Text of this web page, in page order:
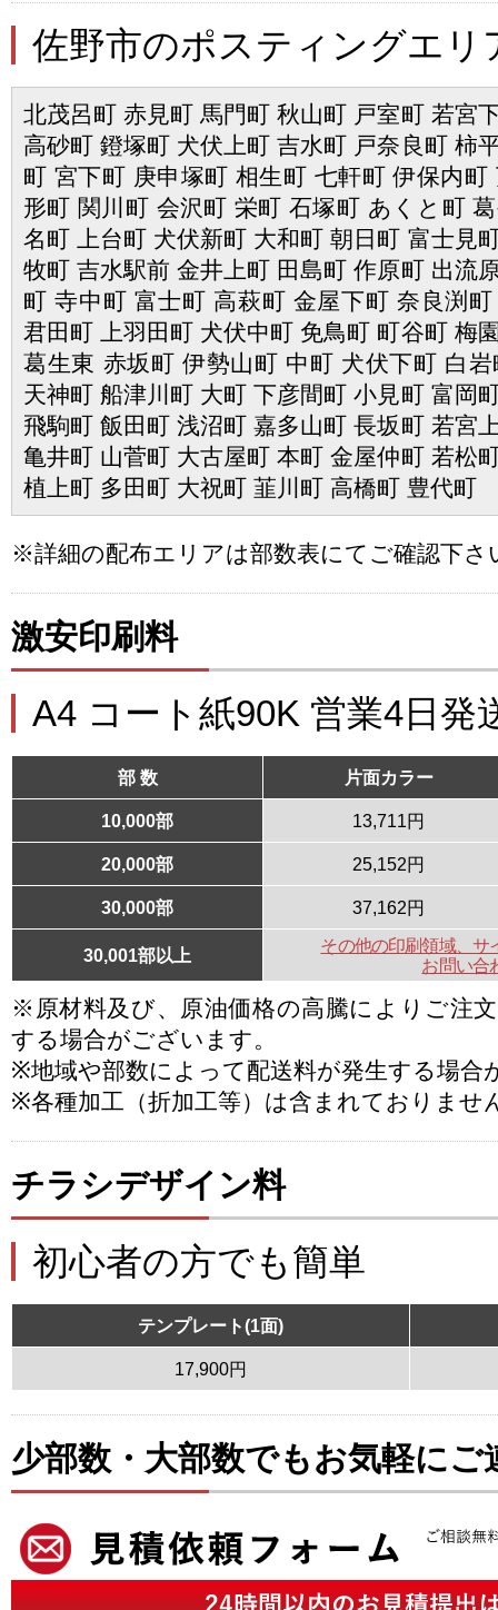
佐野市のポスティングエリ
北茂呂町 赤見町 馬門町 秋山町 戸室町 若宮
高砂町 鐙塚町 犬伏上町 吉水町 戸奈良町 柿
町 宮下町 庚申塚町 相生町 七軒町 伊保内
形町 関川町 会沢町 栄町 石塚町 あくと町
名町 上台町 犬伏新町 大和町 朝日町 富士見
牧町 吉水駅前 金井上町 田島町 作原町 出流
町 寺中町 富士町 高萩町 金屋下町 奈良渕
君田町 上羽田町 犬伏中町 免鳥町 町谷町 梅
葛生東 赤坂町 伊勢山町 中町 犬伏下町 白
天神町 船津川町 大町 下彦間町 小見町 富岡
飛駒町 飯田町 浅沼町 嘉多山町 長坂町 若宮
亀井町 山菅町 大古屋町 本町 金屋仲町 若松
植上町 多田町 大祝町 韮川町 高橋町 豊代町
※詳細の配布エリアは部数表にてご確認下さ
激安印刷料
A4 コート紙90K 営業4日発
部 数 片面カラー
10,000部 13,711円
20,000部 25,152円
30,000部 37,162円
30,001部以上
その他の印刷領域、サ
お問い合
※原材料及び、原油価格の高騰によりご注
する場合がございます。
※地域や部数によって配送料が発生する場合
※各種加工（折加工等）は含まれておりませ
チラシデザイン料
初心者の方でも簡単
テンプレート(1面)
17,900円
少部数・大部数でもお気軽にご